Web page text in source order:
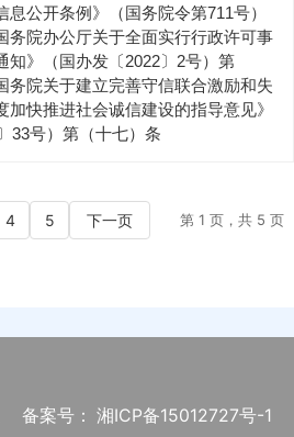
息公开条例》（国务院令第711号）
务院办公厅关于全面实行行政许可事
知》（国办发〔2022〕2号）第
务院关于建立完善守信联合激励和失
加快推进社会诚信建设的指导意见》
33号）第（十七）条
4 5 下一页 第 1 页，共 5 页
备案号： 湘ICP备15012727号-1